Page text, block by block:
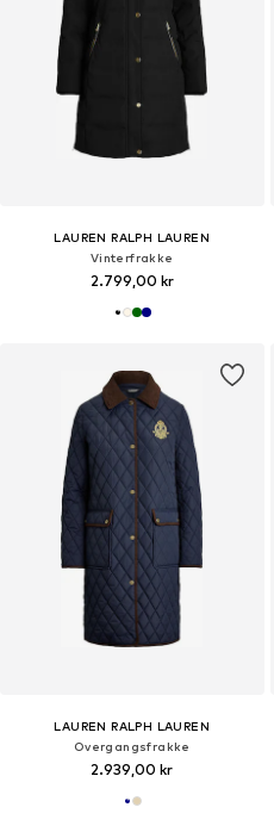
LAUREN RALPH LAUREN
Vinterfrakke
2.799,00 kr
LAUREN RALPH LAUREN
Overgangsfrakke
2.939,00 kr